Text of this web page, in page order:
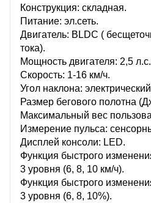
Конструкция: складная.
Питание: эл.сеть.
Двигатель: BLDC (
тока).
Мощность двигателя: 2,5
Скорость: 1-16 км/ч.
Угол наклона:
Размер бегового полотна
Максимальный вес
Измерение пульса:
Дисплей консоли: LED.
Функция быстрого
3 уровня (6, 8, 10 км/ч).
Функция быстрого
3 уровня (6, 8, 10%).